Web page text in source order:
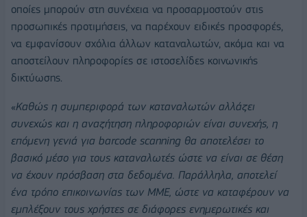
οποίες μπορούν στη συνέχεια να προσαρμοστούν στις
προσωπικές προτιμήσεις, να παρέχουν ειδικές προσφορές,
να εμφανίσουν σχόλια άλλων καταναλωτών, ακόμα και να
αποστείλουν πληροφορίες σε ιστοσελίδες κοινωνικής
δικτύωσης.
«Καθώς η συμπεριφορά των καταναλωτών αλλάζει
συνεχώς και η αναζήτηση πληροφοριών είναι συνεχής, η
επόμενη γενιά για barcode scanning θα αποτελέσει το
βασικό μέσο για τους καταναλωτές ώστε να είναι σε θέση
να έχουν πρόσβαση στα δεδομένα. Παράλληλα, αποτελεί
ένα τρόπο επικοινωνίας των ΜΜΕ, ώστε να καταφέρουν να
εμπλέξουν τους χρήστες σε διάφορες ενημερωτικές και